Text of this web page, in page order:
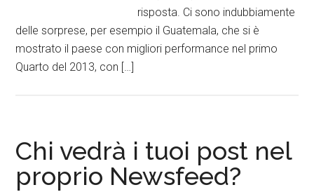
risposta. Ci sono indubbiamente
delle sorprese, per esempio il Guatemala, che si è
mostrato il paese con migliori performance nel primo
Quarto del 2013, con […]
Chi vedrà i tuoi post nel
proprio Newsfeed?